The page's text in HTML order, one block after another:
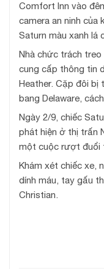
Comfort Inn vào
camera an ninh của
Saturn màu xanh lá
Nhà chức trách
cung cấp thông tin
Heather. Cặp đôi bị
bang Delaware,
Ngày 2/9, chiếc
phát hiện ở thị trấn
một cuộc rượt đuổi
Khám xét chiếc xe,
dính máu, tay gấu
Christian.